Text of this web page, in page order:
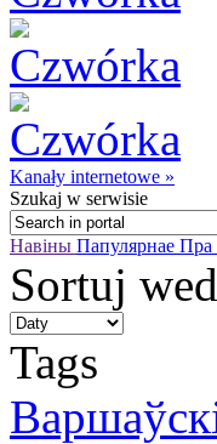
Kanały internetowe »
Szukaj w serwisie
Навіны Папулярнае Пра
Sortuj
Tags